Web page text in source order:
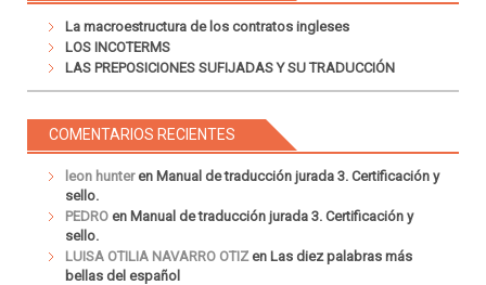
La macroestructura de los contratos ingleses
LOS INCOTERMS
LAS PREPOSICIONES SUFIJADAS Y SU TRADUCCIÓN
COMENTARIOS RECIENTES
leon hunteren Manual de traducción jurada 3. Certificación y
sello.
PEDRO en Manual de traducción jurada 3. Certificación y
sello.
LUISA OTILIA NAVARRO OTIZ en Las diez palabras más
bellas del español